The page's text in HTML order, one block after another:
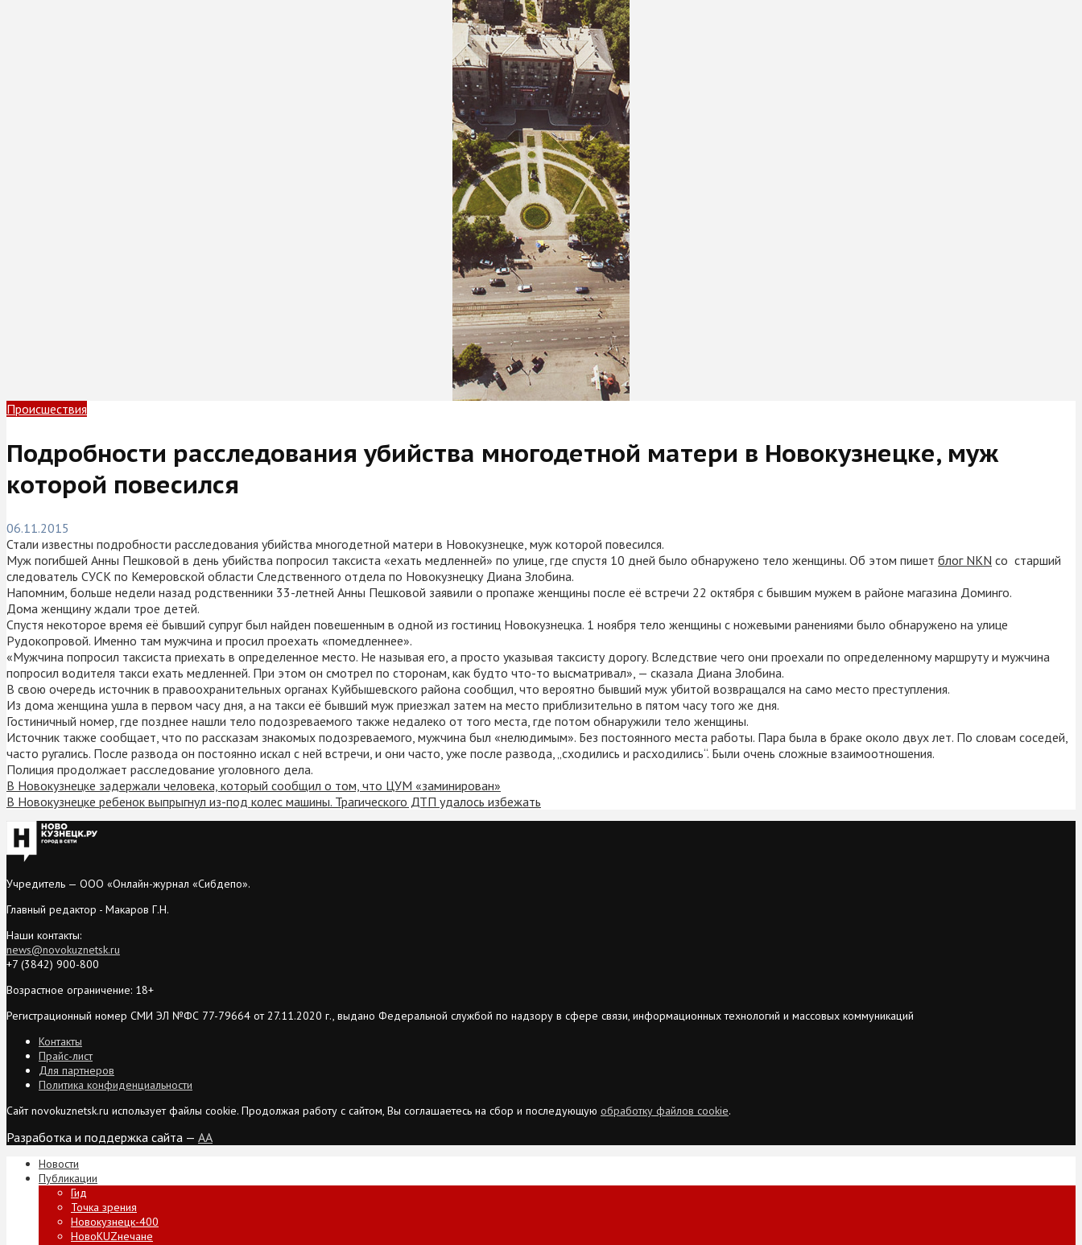
Происшествия
Подробности расследования убийства многодетной матери в Новокузнецке, муж
которой повесился
06.11.2015
Стали известны подробности расследования убийства многодетной матери в Новокузнецке, муж которой повесился.
Муж погибшей Анны Пешковой в день убийства попросил таксиста «ехать медленней» по улице, где спустя 10 дней было обнаружено тело женщины. Об этом пишет блог NKN со старший
следователь СУСК по Кемеровской области Следственного отдела по Новокузнецку Диана Злобина.
Напомним, больше недели назад родственники 33-летней Анны Пешковой заявили о пропаже женщины после её встречи 22 октября с бывшим мужем в районе магазина Доминго.
Дома женщину ждали трое детей.
Спустя некоторое время её бывший супруг был найден повешенным в одной из гостиниц Новокузнецка. 1 ноября тело женщины с ножевыми ранениями было обнаружено на улице
Рудокопровой. Именно там мужчина и просил проехать «помедленнее».
«Мужчина попросил таксиста приехать в определенное место. Не называя его, а просто указывая таксисту дорогу. Вследствие чего они проехали по определенному маршруту и мужчина
попросил водителя такси ехать медленней. При этом он смотрел по сторонам, как будто что-то высматривал», — сказала Диана Злобина.
В свою очередь источник в правоохранительных органах Куйбышевского района сообщил, что вероятно бывший муж убитой возвращался на само место преступления.
Из дома женщина ушла в первом часу дня, а на такси её бывший муж приезжал затем на место приблизительно в пятом часу того же дня.
Гостиничный номер, где позднее нашли тело подозреваемого также недалеко от того места, где потом обнаружили тело женщины.
Источник также сообщает, что по рассказам знакомых подозреваемого, мужчина был «нелюдимым». Без постоянного места работы. Пара была в браке около двух лет. По словам соседей,
часто ругались. После развода он постоянно искал с ней встречи, и они часто, уже после развода, „сходились и расходились“. Были очень сложные взаимоотношения.
Полиция продолжает расследование уголовного дела.
В Новокузнецке задержали человека, который сообщил о том, что ЦУМ «заминирован»
В Новокузнецке ребенок выпрыгнул из-под колес машины. Трагического ДТП удалось избежать
Учредитель — ООО «Онлайн-журнал «Сибдепо».
Главный редактор - Макаров Г.Н.
Наши контакты:
news@novokuznetsk.ru
+7 (3842) 900-800
Возрастное ограничение: 18+
Регистрационный номер СМИ ЭЛ №ФС 77-79664 от 27.11.2020 г., выдано Федеральной службой по надзору в сфере связи, информационных технологий и массовых коммуникаций
Контакты
Прайс-лист
Для партнеров
Политика конфиденциальности
Сайт novokuznetsk.ru использует файлы cookie. Продолжая работу с сайтом, Вы соглашаетесь на сбор и последующую обработку файлов cookie.
Разработка и поддержка сайта — AA
Новости
Публикации
Гид
Точка зрения
Новокузнецк-400
НовоKUZнечане